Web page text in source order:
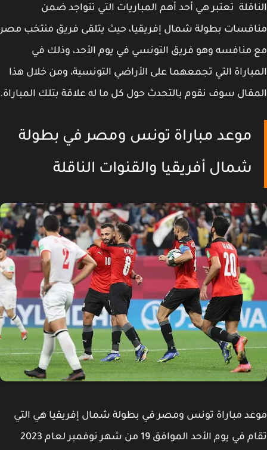
تعتبر هي أحد أهم المباريات التي تتواجد ضمن
بطولة شمال إفريقيا، حيث يتلقى فريق منتخب مصر
منافسه وهو فريق التونسي في يوم الأحد، وذلك في
التي تجمعهما على الأراضي التونسية، ومن خلال هذا
سوف نقوم بالتحدث حول كل ما له علاقة بتلك المباراة.
موعد مباراة تونس ومصر في بطولة
شمال أفريقيا والقنوات الناقلة
مباراة تونس ومصر في بطولة شمال إفريقيا هي التي
تقام في يوم الأحد الموافق 19 من شهر نوفمبر لعام 2023